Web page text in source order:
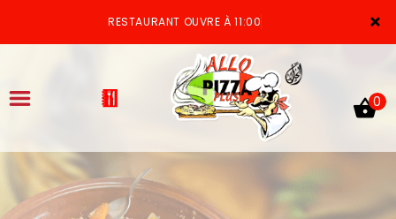
×
RESTAURANT OUVRE À 11:00
ACCUEIL
0